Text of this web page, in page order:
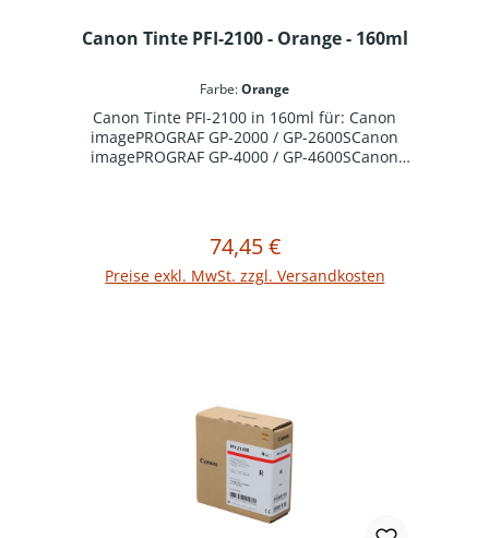
Canon Tinte PFI-2100 - Orange - 160ml
Farbe:Orange
Canon Tinte PFI-2100 in 160ml für: Canon
imagePROGRAF GP-2000 / GP-2600SCanon
imagePROGRAF GP-4000 / GP-4600SCanon
Regulärer Preis:
74,45 €
Preise exkl. MwSt. zzgl. Versandkosten
In den Warenkorb